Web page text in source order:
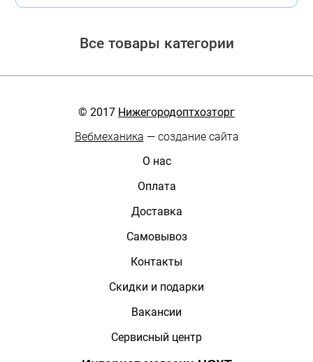
Все товары категории
© 2017 Нижегородоптхозторг
Вебмеханика — создание сайта
О нас
Оплата
Доставка
Самовывоз
Контакты
Скидки и подарки
Вакансии
Сервисный центр